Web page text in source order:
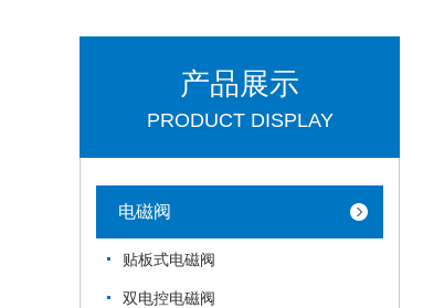
产品展示
PRODUCT DISPLAY
电磁阀
贴板式电磁阀
双电控电磁阀